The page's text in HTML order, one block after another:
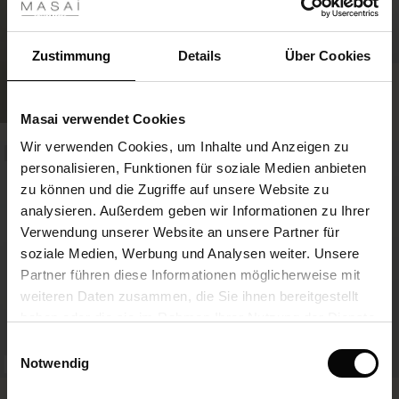
Zustimmung Details Über Cookies
Masai verwendet Cookies
Wir verwenden Cookies, um Inhalte und Anzeigen zu
personalisieren, Funktionen für soziale Medien anbieten
zu können und die Zugriffe auf unsere Website zu
analysieren. Außerdem geben wir Informationen zu Ihrer
Verwendung unserer Website an unsere Partner für
soziale Medien, Werbung und Analysen weiter. Unsere
Partner führen diese Informationen möglicherweise mit
weiteren Daten zusammen, die Sie ihnen bereitgestellt
Notwendig
(Sale)
Sale
Sale
First Layers
Begins – Pre-Autumn 2026
Ease - Summer 2026
- Summer 2026
– Spring 2026
Sets
Leinen
– Ihre Garderobe beginnt hier
FSC® CERTIFIED
Gepunktetes Viskosekleid Mit V-
119,00 €
NEU
FSC® CERTIFIED
NEU